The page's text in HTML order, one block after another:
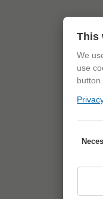
This
We
use
button.